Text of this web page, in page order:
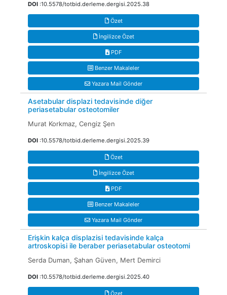
DOI :10.5578/totbid.derleme.dergisi.2025.38
Özet
İngilizce Özet
PDF
Benzer Makaleler
Yazara Mail Gönder
Asetabular displazi tedavisinde diğer
periasetabular osteotomiler
Murat Korkmaz, Cengiz Şen
DOI :10.5578/totbid.derleme.dergisi.2025.39
Özet
İngilizce Özet
PDF
Benzer Makaleler
Yazara Mail Gönder
Erişkin kalça displazisi tedavisinde kalça
artroskopisi ile beraber periasetabular osteotomi
Serda Duman, Şahan Güven, Mert Demirci
DOI :10.5578/totbid.derleme.dergisi.2025.40
Özet